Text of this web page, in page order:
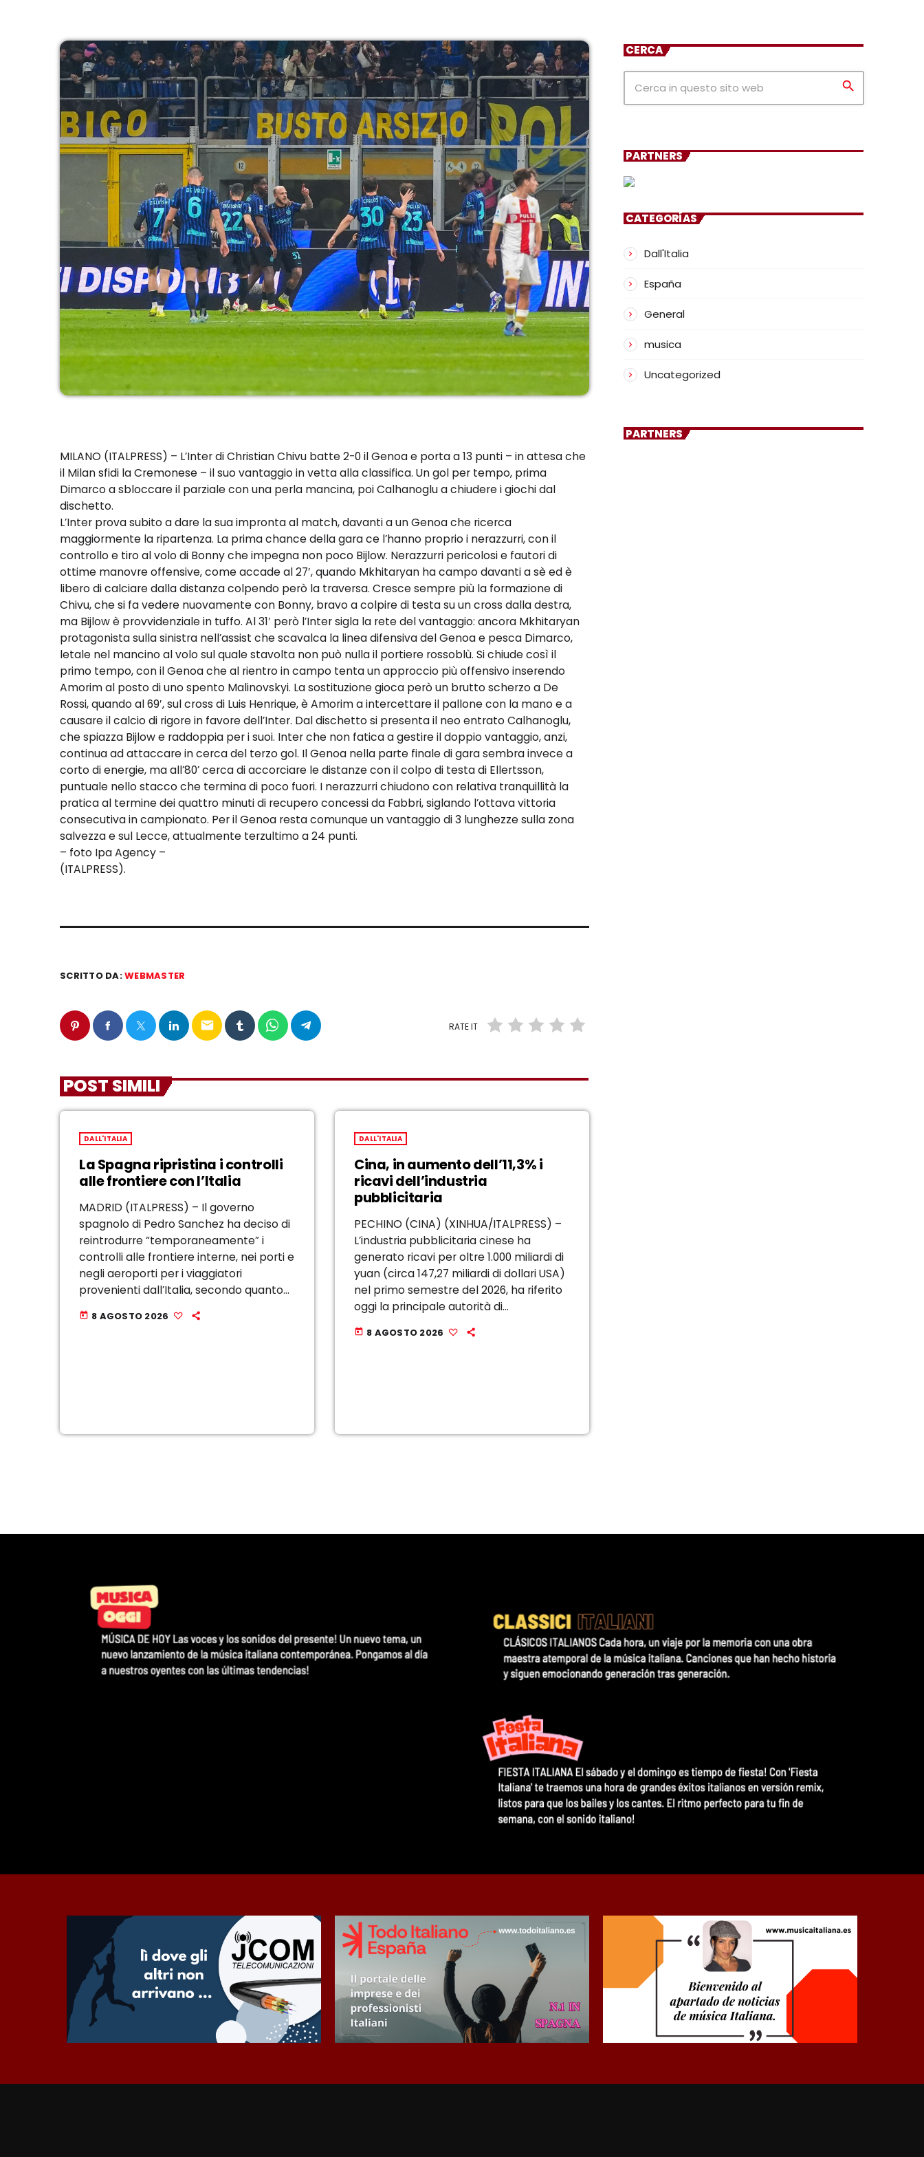
MILANO (ITALPRESS) – L’Inter di Christian Chivu batte 2-0 il Genoa e porta a 13 punti – in attesa che
il Milan sfidi la Cremonese – il suo vantaggio in vetta alla classifica. Un gol per tempo, prima
Dimarco a sbloccare il parziale con una perla mancina, poi Calhanoglu a chiudere i giochi dal
dischetto.
L’Inter prova subito a dare la sua impronta al match, davanti a un Genoa che ricerca
maggiormente la ripartenza. La prima chance della gara ce l’hanno proprio i nerazzurri, con il
controllo e tiro al volo di Bonny che impegna non poco Bijlow. Nerazzurri pericolosi e fautori di
ottime manovre offensive, come accade al 27′, quando Mkhitaryan ha campo davanti a sè ed è
libero di calciare dalla distanza colpendo però la traversa. Cresce sempre più la formazione di
Chivu, che si fa vedere nuovamente con Bonny, bravo a colpire di testa su un cross dalla destra,
ma Bijlow è provvidenziale in tuffo. Al 31′ però l’Inter sigla la rete del vantaggio: ancora Mkhitaryan
protagonista sulla sinistra nell’assist che scavalca la linea difensiva del Genoa e pesca Dimarco,
letale nel mancino al volo sul quale stavolta non può nulla il portiere rossoblù. Si chiude così il
primo tempo, con il Genoa che al rientro in campo tenta un approccio più offensivo inserendo
Amorim al posto di uno spento Malinovskyi. La sostituzione gioca però un brutto scherzo a De
Rossi, quando al 69′, sul cross di Luis Henrique, è Amorim a intercettare il pallone con la mano e a
causare il calcio di rigore in favore dell’Inter. Dal dischetto si presenta il neo entrato Calhanoglu,
che spiazza Bijlow e raddoppia per i suoi. Inter che non fatica a gestire il doppio vantaggio, anzi,
continua ad attaccare in cerca del terzo gol. Il Genoa nella parte finale di gara sembra invece a
corto di energie, ma all’80’ cerca di accorciare le distanze con il colpo di testa di Ellertsson,
puntuale nello stacco che termina di poco fuori. I nerazzurri chiudono con relativa tranquillità la
pratica al termine dei quattro minuti di recupero concessi da Fabbri, siglando l’ottava vittoria
consecutiva in campionato. Per il Genoa resta comunque un vantaggio di 3 lunghezze sulla zona
salvezza e sul Lecce, attualmente terzultimo a 24 punti.
– foto Ipa Agency –
(ITALPRESS).
SCRITTO DA:WEBMASTER
email RATE IT
POST SIMILI
DALL'ITALIA
La Spagna ripristina i controlli
alle frontiere con l’Italia
MADRID (ITALPRESS) – Il governo
spagnolo di Pedro Sanchez ha deciso di
reintrodurre “temporaneamente” i
controlli alle frontiere interne, nei porti e
negli aeroporti per i viaggiatori
provenienti dall’Italia, secondo quanto
riporta El Pais. I controlli saranno
operativi dalla mezzanotte di sabato 8
today 8 AGOSTO 2026
DALL'ITALIA
Cina, in aumento dell’11,3% i
ricavi dell’industria
pubblicitaria
PECHINO (CINA) (XINHUA/ITALPRESS) –
L’industria pubblicitaria cinese ha
generato ricavi per oltre 1.000 miliardi di
yuan (circa 147,27 miliardi di dollari USA)
nel primo semestre del 2026, ha riferito
oggi la principale autorità di
regolamentazione del mercato del
Paese. Tra gennaio e giugno, i ricavi
today 8 AGOSTO 2026
CERCA
search
PARTNERS
CATEGORÍAS
Dall'Italia
España
General
musica
Uncategorized
PARTNERS